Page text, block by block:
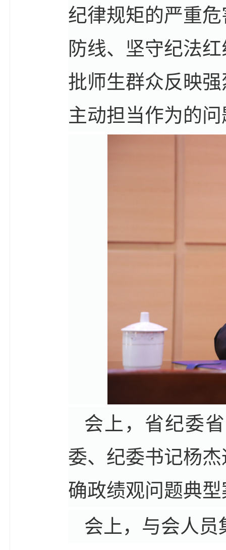
纪律规矩的严重
防线、坚守纪法
批师生群众反映
主动担当作为的
会上，省纪委
委、纪委书记杨
确政绩观问题典
会上，与会人员